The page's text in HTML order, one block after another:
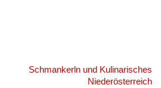
Schmankerln und Kulinarisches
Niederösterreich